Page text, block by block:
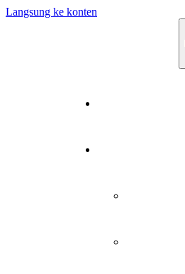
Langsung ke konten